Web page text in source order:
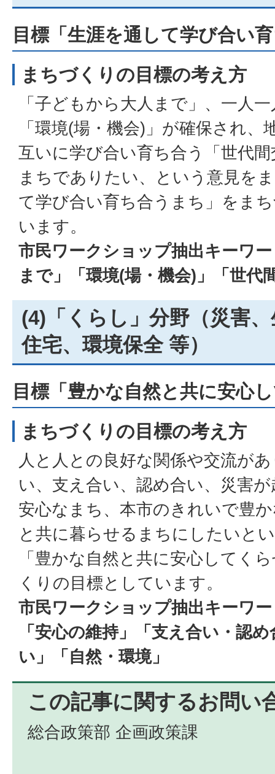
目標「生涯を通して学び合い
まちづくりの目標の考え方
「子どもから大人まで」、一人
「環境(場・機会)」が確保され
互いに学び合い育ち合う「世代
まちでありたい、という意見を
て学び合い育ち合うまち」をま
います。
市民ワークショップ抽出キーワ
まで」「環境(場・機会)」「世代
(4)「くらし」分野（災害
住宅、環境保全 等）
目標「豊かな自然と共に安心
まちづくりの目標の考え方
人と人との良好な関係や交流が
い、支え合い、認め合い、災害
安心なまち、本市のきれいで豊
と共に暮らせるまちにしたいと
「豊かな自然と共に安心してく
くりの目標としています。
市民ワークショップ抽出キーワ
「安心の維持」「支え合い・認
い」「自然・環境」
この記事に関するお問い
総合政策部 企画政策課